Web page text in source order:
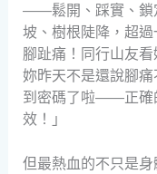
——鬆開、踩實、鎖
坡、樹根陡降，超
腳趾痛！同行山友
妳昨天不是還說腳
到密碼了啦——正確
效！」
但最熱血的不只是